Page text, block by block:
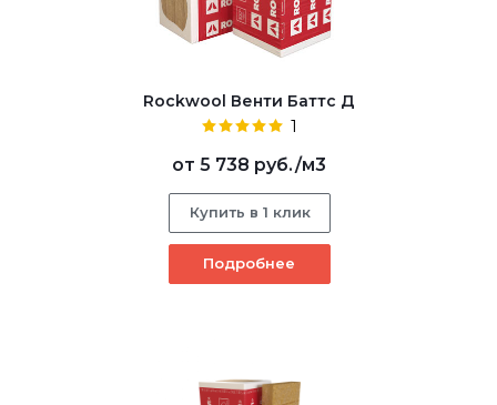
Rockwool Венти Баттс Д
1
от 5 738 руб./м3
Купить в 1 клик
Подробнее